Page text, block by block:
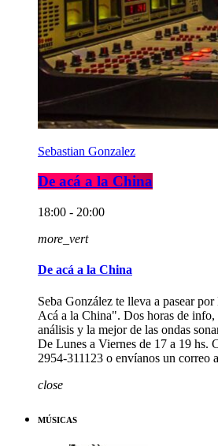
Sebastian Gonzalez
De acá a la China
18:00 - 20:00
more_vert
De acá a la China
Seba González te lleva a pasear
Acá a la China". Dos horas de info,
análisis y la mejor de las ondas
De Lunes a Viernes de 17 a 19 hs.
2954-311123 o envíanos un correo
close
MÚSICAS